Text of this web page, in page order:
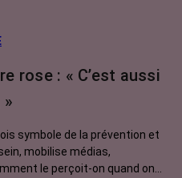
rose : « C’est aussi
symbole de la prévention et
mobilise médias,
le perçoit-on quand on